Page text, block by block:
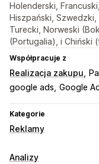
Holenderski,
Hiszpański,
Turecki, Norweski
(Portugalia), i Chiński
Współpracuje z
Realizacja zakupu
google ads Google
Kategorie
Reklamy
Targetowanie
Analizy